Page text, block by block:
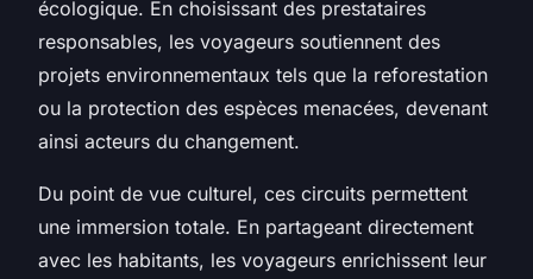
écologique. En choisissant des prestataires
responsables, les voyageurs soutiennent des
projets environnementaux tels que la reforestation
ou la protection des espèces menacées, devenant
ainsi acteurs du changement.
Du point de vue culturel, ces circuits permettent
une immersion totale. En partageant directement
avec les habitants, les voyageurs enrichissent leur